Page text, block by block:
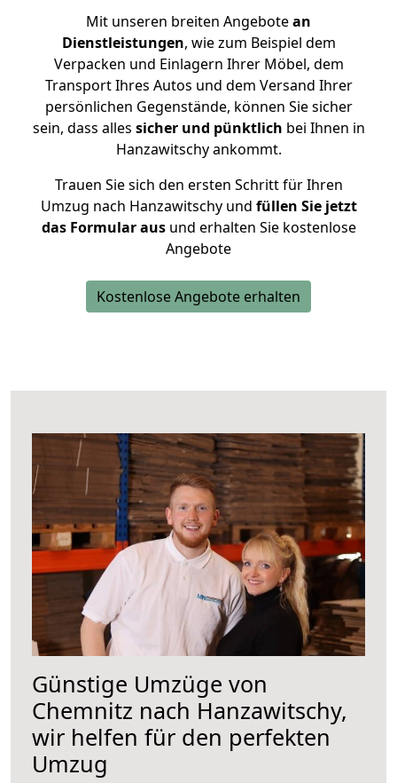
Mit unseren breiten Angebotean
Dienstleistungen, wie zum Beispiel dem
Verpacken und Einlagern Ihrer Möbel, dem
Transport Ihres Autos und dem Versand Ihrer
persönlichen Gegenstände, können Sie sicher
sein, dass alles sicher und pünktlich bei Ihnen in
Hanzawitschy ankommt.
Trauen Sie sich den ersten Schritt für Ihren
Umzug nach Hanzawitschy und füllen Sie jetzt
das Formular ausund erhalten Sie kostenlose
Angebote
Kostenlose Angebote erhalten
Günstige Umzüge von
Chemnitz nach Hanzawitschy,
wir helfen für den perfekten
Umzug